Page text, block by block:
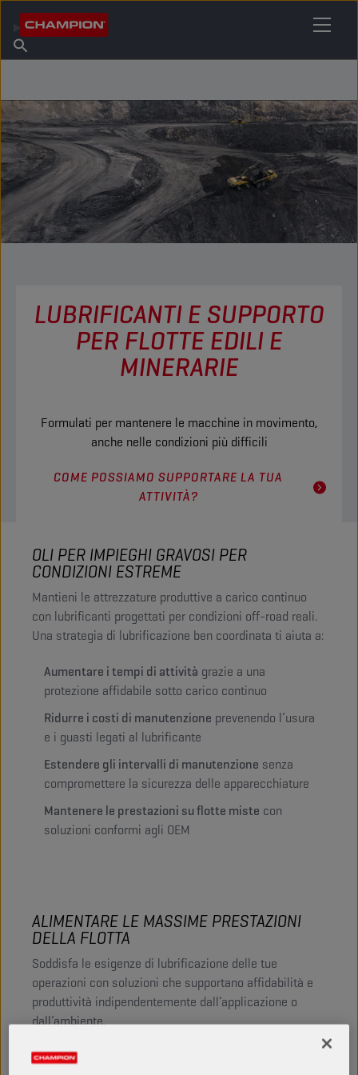
Informazioni su Champion
Trova un punto vendita
LUBRIFICANTI E SUPPORTO
PER FLOTTE EDILI E
MINERARIE
Formulati per mantenere le macchine in movimento,
anche nelle condizioni più difficili
COME POSSIAMO SUPPORTARE LA TUA
ATTIVITÀ?
OLI PER IMPIEGHI GRAVOSI PER
CONDIZIONI ESTREME
Mantieni le attrezzature produttive a carico continuo
con lubrificanti progettati per condizioni off-road reali.
Una strategia di lubrificazione ben coordinata ti aiuta a:
Aumentare i tempi di attività grazie a una
protezione affidabile sotto carico continuo
Ridurre i costi di manutenzione prevenendo l’usura
e i guasti legati al lubrificante
Estendere gli intervalli di manutenzione senza
compromettere la sicurezza delle apparecchiature
Mantenere le prestazioni su flotte miste con
soluzioni conformi agli OEM
ALIMENTARE LE MASSIME PRESTAZIONI
DELLA FLOTTA
Soddisfa le esigenze di lubrificazione delle tue
operazioni con soluzioni che supportano affidabilità e
produttività indipendentemente dall’applicazione o
dall’ambiente.
Approfitta di: